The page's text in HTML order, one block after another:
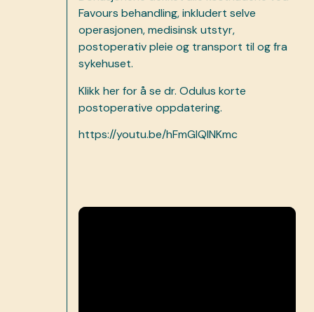
Favours behandling, inkludert selve
operasjonen, medisinsk utstyr,
postoperativ pleie og transport til og fra
sykehuset.
Klikkherfor å se dr. Odulus korte
postoperative oppdatering.
https://youtu.be/hFmGIQlNKmc